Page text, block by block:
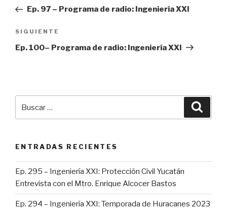
entradas
anterior:
Ep. 97 – Programa de radio: Ingeniería XXI
Siguiente
entrada
SIGUIENTE
Ep. 100– Programa de radio: Ingeniería XXI
ENTRADAS RECIENTES
Ep. 295 – Ingeniería XXI: Protección Civil Yucatán
Entrevista con el Mtro. Enrique Alcocer Bastos
Ep. 294 – Ingeniería XXI: Temporada de Huracanes 2023